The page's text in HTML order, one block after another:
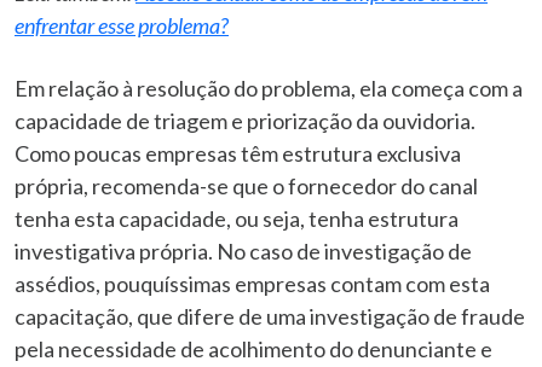
enfrentar esse problema?
Em relação à resolução do problema, ela começa com a
capacidade de triagem e priorização da ouvidoria.
Como poucas empresas têm estrutura exclusiva
própria, recomenda-se que o fornecedor do canal
tenha esta capacidade, ou seja, tenha estrutura
investigativa própria. No caso de investigação de
assédios, pouquíssimas empresas contam com esta
capacitação, que difere de uma investigação de fraude
pela necessidade de acolhimento do denunciante e